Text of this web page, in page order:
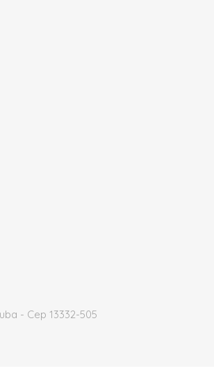
- Cep 13332-505